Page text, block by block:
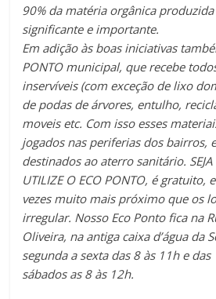
90% da matéria orgânica
significante e importante.
Em adição às boas iniciativas
PONTO municipal, que recebe
inservíveis (com exceção de lixo
de podas de árvores, entulho,
moveis etc. Com isso esses
jogados nas periferias dos bairros,
destinados ao aterro sanitário. SEJA
UTILIZE O ECO PONTO, é gratuito,
vezes muito mais próximo que os
irregular. Nosso Eco Ponto fica na
Oliveira, na antiga caixa d’água da
segunda a sexta das 8 às 11h e
sábados as 8 às 12h.